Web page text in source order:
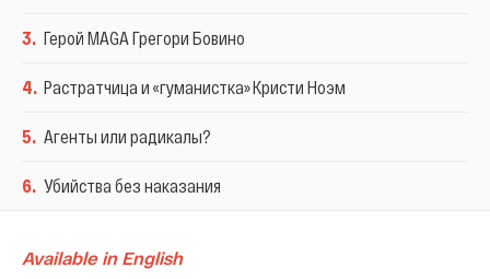
3. Герой MAGА Грегори Бовино
4. Растратчица и «гуманистка» Кристи Ноэм
5. Агенты или радикалы?
6. Убийства без наказания
Available in English